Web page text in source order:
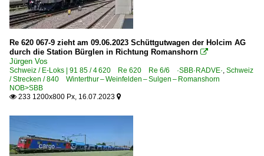
Eea 935 ¦ 936
Xans 375 Tanklöschwagen ·SBB·
Bau- und Unterhaltsfahrzeuge
Bahnhöfe
Frauenfeld
Wil SG
Re 620 067-9 zieht am 09.06.2023 Schüttgutwagen der Holcim AG
durch die Station Bürglen in Richtung Romanshorn 
Jürgen Vos
Schweiz / E-Loks | 91 85 / 4 620 Re 620 Re 6/6 ·SBB·RADVE·, Schweiz
/ Strecken / 840 Winterthur – Weinfelden – Sulgen – Romanshorn
NOB>SBB
 233 1200x800 Px, 16.07.2023 